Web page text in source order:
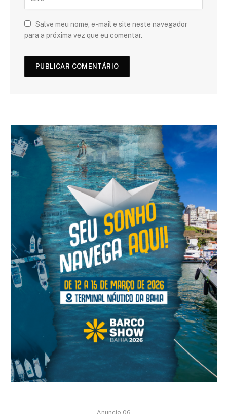
Salve meu nome, e-mail e site neste navegador
para a próxima vez que eu comentar.
Anuncio 06